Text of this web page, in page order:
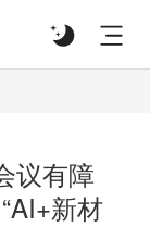
议有障
新材